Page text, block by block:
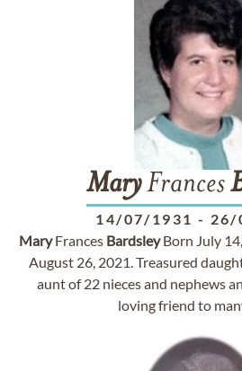
MaryFrances
14/07/1931 - 26/
MaryFrances BardsleyBorn July
August 26, 2021. Treasured
aunt of 22 nieces and nephews
loving friend to